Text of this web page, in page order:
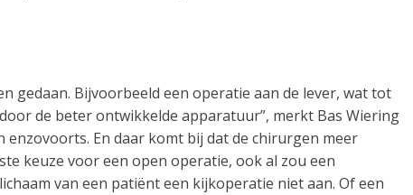
gedaan. Bijvoorbeeld een operatie aan de lever, wat tot
de beter ontwikkelde apparatuur”, merkt Bas Wiering
enzovoorts. En daar komt bij dat de chirurgen meer
keuze voor een open operatie, ook al zou een
van een patiënt een kijkoperatie niet aan. Of een